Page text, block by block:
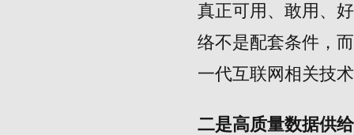
真正可用、敢用、
络不是配套条件，
一代互联网相关技
二是高质量数据供